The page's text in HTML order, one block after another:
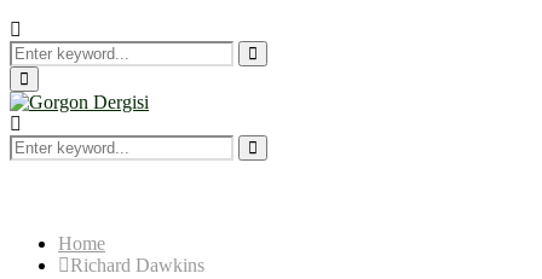
Search
for:
Search
Primary
Menu
Search
for:
Search
Home
Richard Dawkins